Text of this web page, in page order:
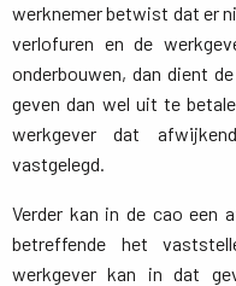
werknemer betwist dat er
verlofuren en de
onderbouwen, dan dient
geven dan wel uit te
werkgever dat
vastgelegd.
Verder kan in de cao een
betreffende het
werkgever kan in dat